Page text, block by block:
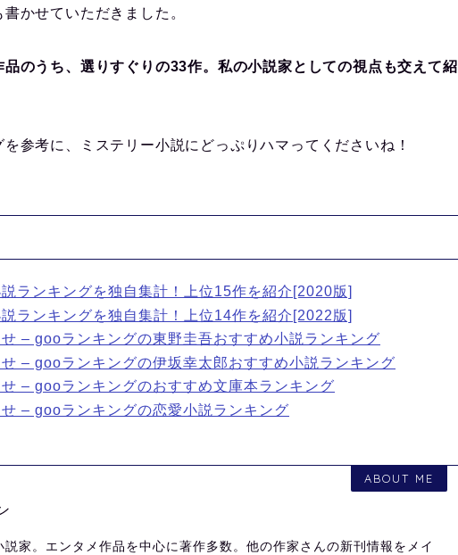
かせていただきました。
のうち、選りすぐりの33作。私の小説家としての視点も交えて紹
参考に、ミステリー小説にどっぷりハマってくださいね！
ランキングを独自集計！上位15作を紹介[2020版]
ランキングを独自集計！上位14作を紹介[2022版]
– gooランキングの東野圭吾おすすめ小説ランキング
– gooランキングの伊坂幸太郎おすすめ小説ランキング
– gooランキングのおすすめ文庫本ランキング
– gooランキングの恋愛小説ランキング
ABOUT ME
説家。エンタメ作品を中心に著作多数。他の作家さんの新刊情報をメイ